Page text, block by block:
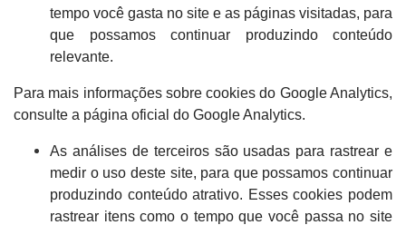
tempo você gasta no site e as páginas visitadas, para
que possamos continuar produzindo conteúdo
relevante.
Para mais informações sobre cookies do Google Analytics,
consulte a página oficial do Google Analytics.
As análises de terceiros são usadas para rastrear e
medir o uso deste site, para que possamos continuar
produzindo conteúdo atrativo. Esses cookies podem
rastrear itens como o tempo que você passa no site